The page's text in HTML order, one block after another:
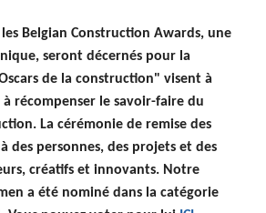
Belgian Construction Awards, une
seront décernés pour la
de la construction" visent à
récompenser le savoir-faire du
La cérémonie de remise des
des personnes, des projets et des
créatifs et innovants. Notre
a été nominé dans la catégorie